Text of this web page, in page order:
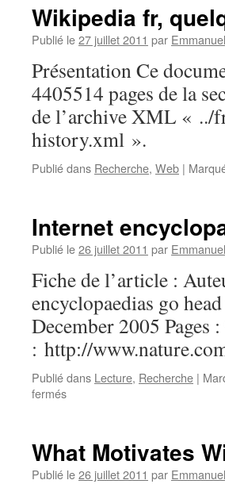
Wikipedia fr,
Publié le27 juillet 2011 par
Présentation Ce
4405514 pages de la
de l’archive XML « ../
history.xml ».
Publié dans Recherche, Web |
Internet
Publié le26 juillet 2011 par
Fiche de l’article :
encyclopaedias go
December 2005 Pages
: http://
Publié dans Lecture, Recherche |
fermés
head
to
What Motivates
Publié le26 juillet 2011 par